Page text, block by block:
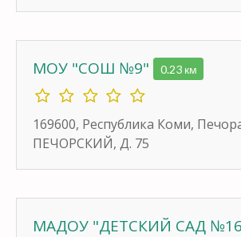
МОУ "СОШ №9" 0.23 км
169600, Республика Коми,
ПЕЧОРСКИЙ, Д. 75
МАДОУ "ДЕТСКИЙ САД